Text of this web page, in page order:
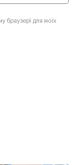
браузері для моїх